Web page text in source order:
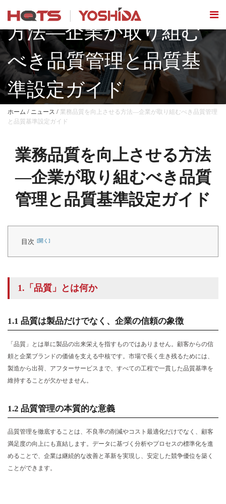
方法―企業が取り組む
べき品質管理と品質基
準設定ガイド
ホーム / ニュース / 業務品質を向上させる方法―企業が取り組むべき品質管理
と品質基準設定ガイド
業務品質を向上させる方法
―企業が取り組むべき品質
管理と品質基準設定ガイド
目次
1.「品質」とは何か
徴
1.2 品質管理の本質的な意義
2.1 企業競争力の根幹となる要素
2.2 顧客満足度からブランドイメージへ
3.1 業務プロセスの標準化
3. 検品と品質モニタリングの強化
3.3 継続的改善（PDCAサイクル）の導入
1.「品質」とは何か
1.1 品質は製品だけでなく、企業の信頼の象徴
「品質」とは単に製品の出来栄えを指すものではありません。顧客からの信
頼と企業ブランドの価値を支える中核です。市場で長く生き残るためには、
製造から出荷、アフターサービスまで、すべての工程で一貫した品質基準を
維持することが欠かせません。
1.2 品質管理の本質的な意義
品質管理を徹底することは、不良率の削減やコスト最適化だけでなく、顧客
満足度の向上にも直結します。データに基づく分析やプロセスの標準化を進
めることで、企業は継続的な改善と革新を実現し、安定した競争優位を築く
ことができます。